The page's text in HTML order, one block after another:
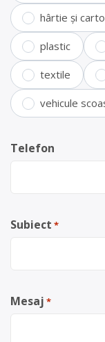
hârtie și
plastic
textile
vehicule
Telefon
Subiect *
Mesaj *